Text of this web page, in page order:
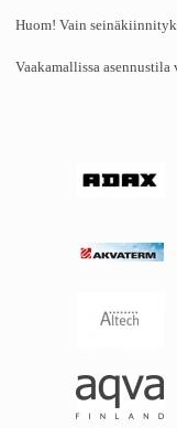
Huom! Vain
Vaakamallissa